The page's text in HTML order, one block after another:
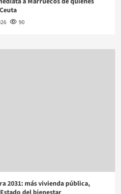
90
2031: más vivienda pública,